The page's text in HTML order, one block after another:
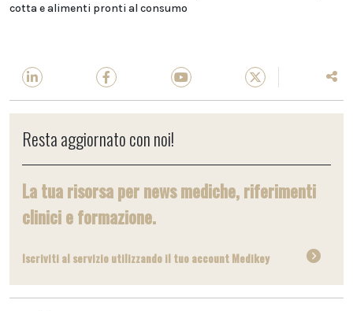
cotta e alimenti pronti al consumo
Resta aggiornato con noi!
La tua risorsa per news mediche, riferimenti
clinici e formazione.
Iscriviti al servizio utilizzando il tuo account Medikey